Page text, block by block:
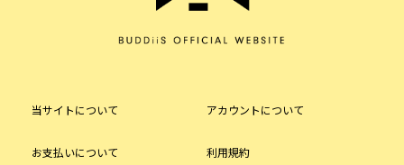
当サイトについて アカウントについて
お支払いについて 利用規約